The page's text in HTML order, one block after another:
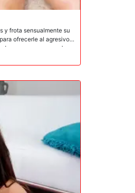
y frota sensualmente su
ofrecerle al agresivo
su pene venoso, la
polla dentro de su
y se masturba
sensible agujero de
y le hace una paja
a su clímax con Zac
semen y traga el